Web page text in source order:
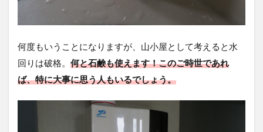
何度もいうことになりますが、山小屋として考えると水
回りは破格。 何と石鹸も使えます！このご時世であれ
ば、特に大事に思う人もいるでしょう。